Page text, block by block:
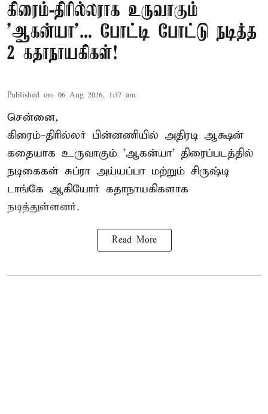
கிரைம்-திரில்லராக உருவாகும்
'ஆகன்யா'... போட்டி போட்டு நடித்த
2 கதாநாயகிகள்!
Published on: 06 Aug 2026, 1:37 am
சென்னை,
கிரைம்-திரில்லர் பின்னணியில் அதிரடி ஆக்ஷன்
கதையாக உருவாகும் 'ஆகன்யா' திரைப்படத்தில்
நடிகைகள் சுப்ரா அய்யப்பா மற்றும் சிருஷ்டி
டாங்கே ஆகியோர் கதாநாயகிகளாக
நடித்துள்ளனர்.
Read More